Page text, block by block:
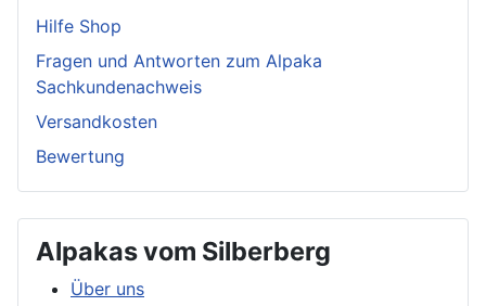
Hilfe Shop
Fragen und Antworten zum Alpaka
Sachkundenachweis
Versandkosten
Bewertung
Alpakas vom Silberberg
Über uns